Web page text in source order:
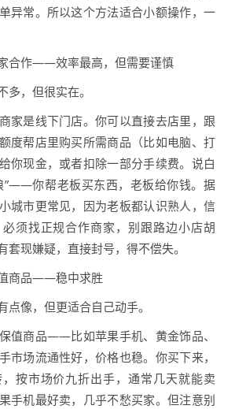
异常。所以这个方法适合小额操作，一
合作——效率最高，但需要谨慎
多，但很实在。
家是线下门店。你可以直接去店里，跟
度帮店里购买所需商品（比如电脑、打
你现金，或者扣除一部分手续费。说白
”——你帮老板买东西，老板给你钱。据
城市更常见，因为老板都认识熟人，信
须找正规合作商家，别跟路边小店胡
套现嫌疑，直接封号，得不偿失。
商品——稳中求胜
点像，但更适合自己动手。
值商品——比如苹果手机、黄金饰品、
市场流通性好，价格也稳。你买下来，
按市场价九折出手，通常几天就能卖
手机最好卖，几乎不愁买家。但注意别